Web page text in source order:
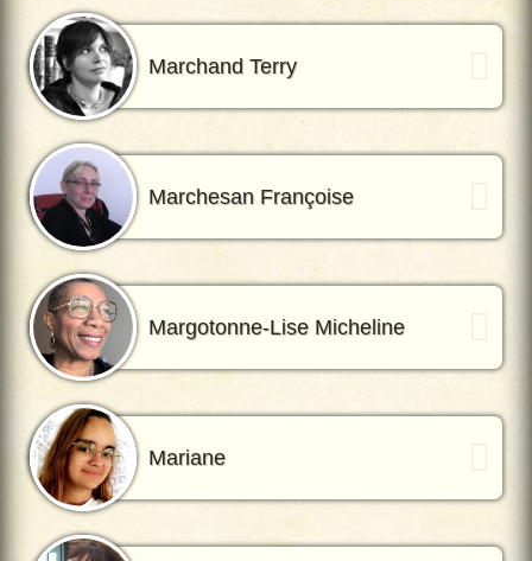
Marchand Terry
Marchesan Françoise
Margotonne-Lise Micheline
Mariane